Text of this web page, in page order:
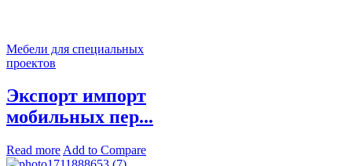
Мебели для специальных
проектов
Экспорт импорт
мобильных пер...
Read more Add to Compare